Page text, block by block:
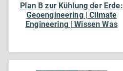
Plan B zur Kühlung der Erde:
Geoengineering | Climate
Engineering | Wissen Was